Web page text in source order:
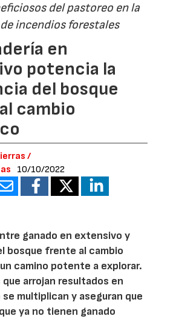
del pastoreo en la
incendios forestales
en
potencia la
del bosque
cambio
/
10/10/2022
ganado en extensivo y
bosque frente al cambio
camino potente a explorar.
arrojan resultados en
multiplican y aseguran que
ya no tienen ganado